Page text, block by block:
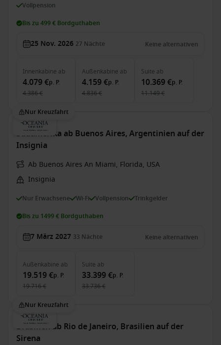
Vollpension
Bis zu 499 € Bordguthaben
25 Nov. 2026 27 Nächte Keine alternativen
Innenkabine ab
4.079 €p. P.
4.386 €
Außenkabine ab
4.159 €p. P.
4.836 €
Suite ab
10.369 €p. P.
11.149 €
Nur Kreuzfahrt
Südamerika ab Buenos Aires, Argentinien auf der
Insignia
Ab Buenos Aires An Miami, Florida, USA
Insignia
Nur Erwachsene Wi-Fi Vollpension Trinkgelder
Bis zu 1499 € Bordguthaben
7 März 2027 33 Nächte Keine alternativen
Außenkabine ab
19.519 €p. P.
19.716 €
Suite ab
33.399 €p. P.
33.736 €
Nur Kreuzfahrt
Brasilien ab Rio de Janeiro, Brasilien auf der
Sirena